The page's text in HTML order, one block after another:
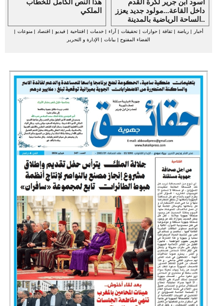
هذا النص الكامل للخطاب
الملكي
أسود ابن جرير لكرة القدم
داخل القاعة...مولود جديد يعزز
الساحة الرياضية بالمدينة..
أخبار |رياضة |ثقافة |حوارات |تحقيقات | آراء |خدمات | افتتاحية | فيديو | اقتصاد |منوعات |
الفضاء المفتوح | بيانات | الإدارة و التحرير